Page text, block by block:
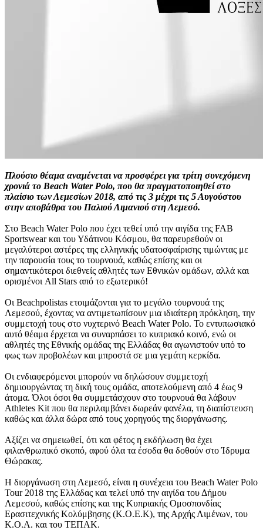
Πλούσιο θέαμα αναμένεται να προσφέρει για τρίτη συνεχόμενη
χρονιά το Beach Water Polo, που θα πραγματοποιηθεί στο
πλαίσιο των Λεμεσίων 2018, από τις 3 μέχρι τις 5 Αυγούστου
στην αποβάθρα του Παλιού Λιμανιού στη Λεμεσό.
Στο Beach Water Polo που έχει τεθεί υπό την αιγίδα της FAB
Sportswear και του Υδάτινου Κόσμου, θα παρευρεθούν οι
μεγαλύτεροι αστέρες της ελληνικής υδατοσφαίρισης τιμώντας με
την παρουσία τους το τουρνουά, καθώς επίσης και οι
σημαντικότεροι διεθνείς αθλητές των Εθνικών ομάδων, αλλά και
ορισμένοι All Stars από το εξωτερικό!
Οι Beachpolistas ετοιμάζονται για το μεγάλο τουρνουά της
Λεμεσού, έχοντας να αντιμετωπίσουν μια ιδιαίτερη πρόκληση, την
συμμετοχή τους στο νυχτερινό Beach Water Polo. Το εντυπωσιακό
αυτό θέαμα έρχεται να συναρπάσει το κυπριακό κοινό, ενώ οι
αθλητές της Εθνικής ομάδας της Ελλάδας θα αγωνιστούν υπό το
φως των προβολέων και μπροστά σε μια γεμάτη κερκίδα.
Οι ενδιαφερόμενοι μπορούν να δηλώσουν συμμετοχή
δημιουργώντας τη δική τους ομάδα, αποτελούμενη από 4 έως 9
άτομα. Όλοι όσοι θα συμμετάσχουν στο τουρνουά θα λάβουν
Athletes Kit που θα περιλαμβάνει δωρεάν φανέλα, τη διαπίστευση
καθώς και άλλα δώρα από τους χορηγούς της διοργάνωσης.
Αξίζει να σημειωθεί, ότι και φέτος η εκδήλωση θα έχει
φιλανθρωπικό σκοπό, αφού όλα τα έσοδα θα δοθούν στο Ίδρυμα
Θώρακας.
Η διοργάνωση στη Λεμεσό, είναι η συνέχεια του Beach Water Polo
Tour 2018 της Ελλάδας και τελεί υπό την αιγίδα του Δήμου
Λεμεσού, καθώς επίσης και της Κυπριακής Ομοσπονδίας
Ερασιτεχνικής Κολύμβησης (Κ.Ο.Ε.Κ), της Αρχής Λιμένων, του
Κ.Ο.Α. και του ΤΕΠΑΚ.